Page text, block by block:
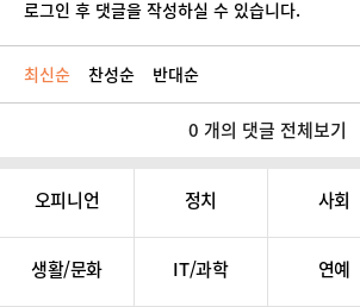
로그인 후 댓글을 작성하실 수 있습니다.
최신순 찬성순 반대순
0 개의 댓글 전체보기
오피니언 정치 사회
생활/문화 IT/과학 연예